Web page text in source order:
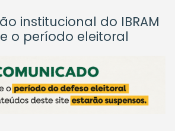
institucional do IBRAM
o período eleitoral